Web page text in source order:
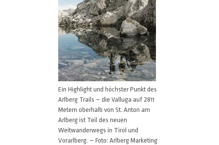
Ein Highlight und höchster Punkt des
Arlberg Trails – die Valluga auf 2811
Metern oberhalb von St. Anton am
Arlberg ist Teil des neuen
Weitwanderwegs in Tirol und
Vorarlberg. – Foto: Arlberg Marketing